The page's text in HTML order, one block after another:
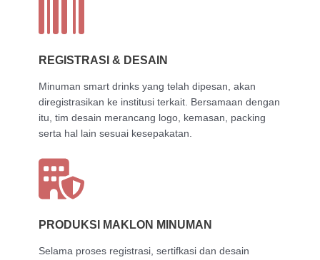
REGISTRASI & DESAIN
Minuman smart drinks yang telah dipesan, akan
diregistrasikan ke institusi terkait. Bersamaan dengan
itu, tim desain merancang logo, kemasan, packing
serta hal lain sesuai kesepakatan.
PRODUKSI MAKLON MINUMAN
Selama proses registrasi, sertifkasi dan desain